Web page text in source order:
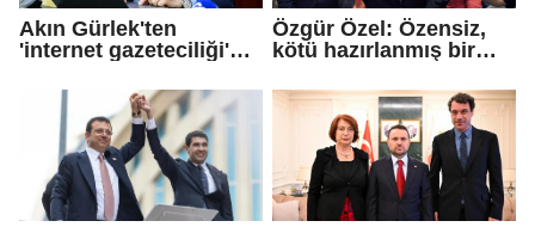
Akın Gürlek'ten
'internet gazeteciliği'
Özgür Özel: Özensiz,
kötü hazırlanmış bir